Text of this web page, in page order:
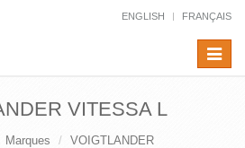
ENGLISH FRANÇAIS
Toggle
VITESSA L
Marques
VOIGTLANDER